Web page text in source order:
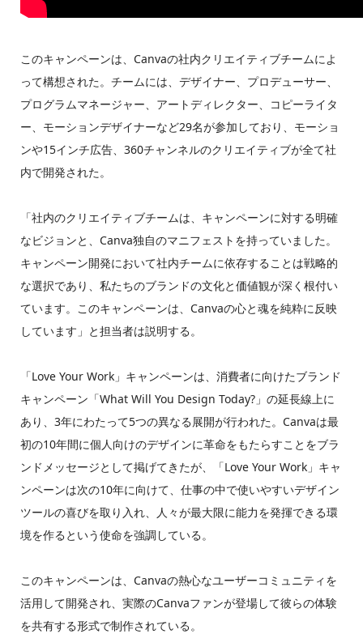
このキャンペーンは、Canvaの社内クリエイティブチームによ
って構想された。チームには、デザイナー、プロデューサー、
プログラムマネージャー、アートディレクター、コピーライタ
ー、モーションデザイナーなど29名が参加しており、モーショ
ンや15インチ広告、360チャンネルのクリエイティブが全て社
内で開発された。
「社内のクリエイティブチームは、キャンペーンに対する明確
なビジョンと、Canva独自のマニフェストを持っていました。
キャンペーン開発において社内チームに依存することは戦略的
な選択であり、私たちのブランドの文化と価値観が深く根付い
ています。このキャンペーンは、Canvaの心と魂を純粋に反映
しています」と担当者は説明する。
「Love Your Work」キャンペーンは、消費者に向けたブランド
キャンペーン「What Will You Design Today?」の延長線上に
あり、3年にわたって5つの異なる展開が行われた。Canvaは最
初の10年間に個人向けのデザインに革命をもたらすことをブラ
ンドメッセージとして掲げてきたが、「Love Your Work」キャ
ンペーンは次の10年に向けて、仕事の中で使いやすいデザイン
ツールの喜びを取り入れ、人々が最大限に能力を発揮できる環
境を作るという使命を強調している。
このキャンペーンは、Canvaの熱心なユーザーコミュニティを
活用して開発され、実際のCanvaファンが登場して彼らの体験
を共有する形式で制作されている。